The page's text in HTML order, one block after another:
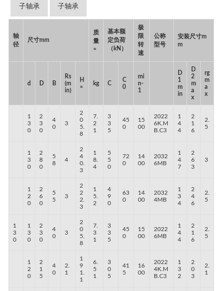
子轴承 子轴承
轴
径
尺寸mm
质
量
≈
基本额
定负荷
（kN）
极
限
转
速
公称
型号
安装尺寸m
m
d D B
Rs
(m
in)
H
≈
kg C
C
0
mi
n-
1
D
1
m
in
D
2
m
a
x
rg
m
a
x
1
3
0
2
3
0
4
0
3
2
0
5.
8
7.
2
1
3
3
5
45
0
15
00
2022
6K.M
B.C3
1
4
4
2
1
6
2.
5
1
3
0
2
8
0
5
8
4
2
4
0.
3
1
8.
4
5
5
0
72
0
14
00
2032
6MB
1
4
7
2
6
3
3
1
2
0
2
6
0
5
5
3
2
2
2.
3
1
5.
2
4
9
0
63
0
14
00
2032
4MB
1
3
4
2
4
6
2.
5
1
3
0
1
3
0
2
3
0
4
0
3
2
0
5.
8
7.
3
1
3
3
5
45
0
15
00
2022
6MB
1
4
4
2
1
6
2.
5
1
2
0
2
1
5
4
0
2.
1
1
9
1.
1
6.
5
1
3
0
5
41
5
16
00
2022
4K.M
B.C3
1
3
2
2
0
3
2.
1